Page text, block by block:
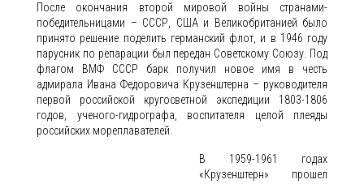
После окончания второй мировой войны странами-
победительницами – СССР, США и Великобританией было
принято решение поделить германский флот, и в 1946 году
парусник по репарации был передан Советскому Союзу. Под
флагом ВМФ СССР барк получил новое имя в честь
адмирала Ивана Федоровича Крузенштерна – руководителя
первой российской кругосветной экспедиции 1803-1806
годов, ученого-гидрографа, воспитателя целой плеяды
российских мореплавателей.
В 1959-1961 годах
«Крузенштерн» прошел